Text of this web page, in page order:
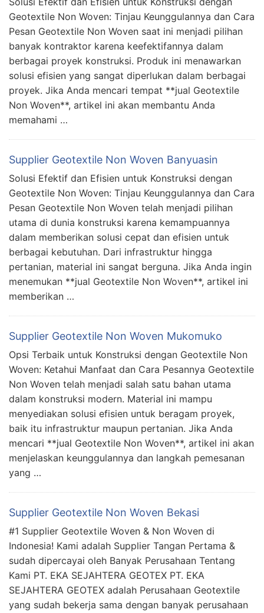
Geotextile Non Woven: Tinjau Keunggulannya dan Cara
Pesan Geotextile Non Woven saat ini menjadi pilihan
banyak kontraktor karena keefektifannya dalam
berbagai proyek konstruksi. Produk ini menawarkan
solusi efisien yang sangat diperlukan dalam berbagai
proyek. Jika Anda mencari tempat **jual Geotextile
Non Woven**, artikel ini akan membantu Anda
memahami …
Supplier Geotextile Non Woven Banyuasin
Solusi Efektif dan Efisien untuk Konstruksi dengan
Geotextile Non Woven: Tinjau Keunggulannya dan Cara
Pesan Geotextile Non Woven telah menjadi pilihan
utama di dunia konstruksi karena kemampuannya
dalam memberikan solusi cepat dan efisien untuk
berbagai kebutuhan. Dari infrastruktur hingga
pertanian, material ini sangat berguna. Jika Anda ingin
menemukan **jual Geotextile Non Woven**, artikel ini
memberikan …
Supplier Geotextile Non Woven Mukomuko
Opsi Terbaik untuk Konstruksi dengan Geotextile Non
Woven: Ketahui Manfaat dan Cara Pesannya Geotextile
Non Woven telah menjadi salah satu bahan utama
dalam konstruksi modern. Material ini mampu
menyediakan solusi efisien untuk beragam proyek,
baik itu infrastruktur maupun pertanian. Jika Anda
mencari **jual Geotextile Non Woven**, artikel ini akan
menjelaskan keunggulannya dan langkah pemesanan
yang …
Supplier Geotextile Non Woven Bekasi
#1 Supplier Geotextile Woven & Non Woven di
Indonesia! Kami adalah Supplier Tangan Pertama &
sudah dipercayai oleh Banyak Perusahaan Tentang
Kami PT. EKA SEJAHTERA GEOTEX PT. EKA
SEJAHTERA GEOTEX adalah Perusahaan Geotextile
yang sudah bekerja sama dengan banyak perusahaan